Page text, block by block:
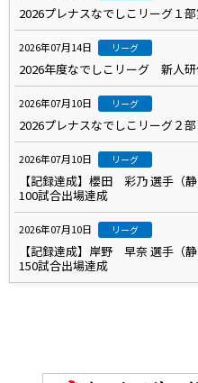
2026プレナスなでしこリーグ１
2026年07月14日 リーグ
2026年度なでしこリーグ 新人
2026年07月10日 リーグ
2026プレナスなでしこリーグ２
2026年07月10日 リーグ
【記録達成】櫻田 彩乃 選手（
100試合出場達成
2026年07月10日 リーグ
【記録達成】岸野 早奈 選手（
150試合出場達成